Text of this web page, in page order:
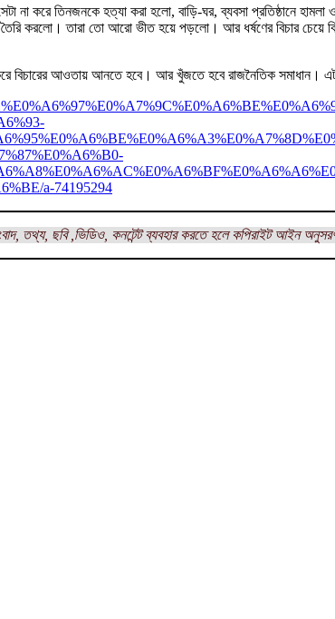
না করে তিনজনকে হত্যা করা হলো, বাড়ি-ঘর, ব্যবসা প্রতিষ্ঠানে
করলো। তারা তো আরো ভীত হয়ে পড়লো। আর ধর্ষণের বিচার চেয়ে
বিচারের আওতায় আনতে হবে। আর খুঁজতে হবে রাজনৈতিক সমাধান।
a-74195294
তথ্য, ছবি ,ভিডিও, কনটেন্ট ব্যবহার করতে হলে কপিরাইট আইন